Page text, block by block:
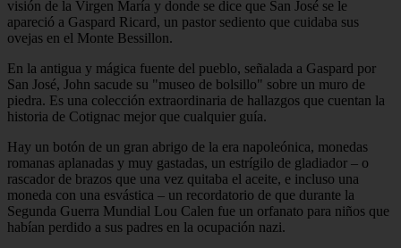
visión de la Virgen María y donde se dice que San José se le
apareció a Gaspard Ricard, un pastor sediento que cuidaba sus
ovejas en el Monte Bessillon.
En la antigua y mágica fuente del pueblo, señalada a Gaspard por
San José, John sacude su "museo de bolsillo" sobre un muro de
piedra. Es una colección extraordinaria de hallazgos que cuentan la
historia de Cotignac mejor que cualquier guía.
Hay un botón de un gran abrigo de la era napoleónica, monedas
romanas aplanadas y muy gastadas, un estrígilo de gladiador – o
rascador de brazos que una vez quitaba el aceite, e incluso una
moneda con una esvástica – un recordatorio de que durante la
Segunda Guerra Mundial Lou Calen fue un orfanato para niños que
habían perdido a sus padres en la ocupación nazi.